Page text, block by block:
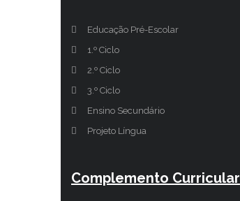
Educação Pré-Escolar
1.º Ciclo
2.º Ciclo
3.º Ciclo
Ensino Secundário
Projeto Língua
Complemento Curricular